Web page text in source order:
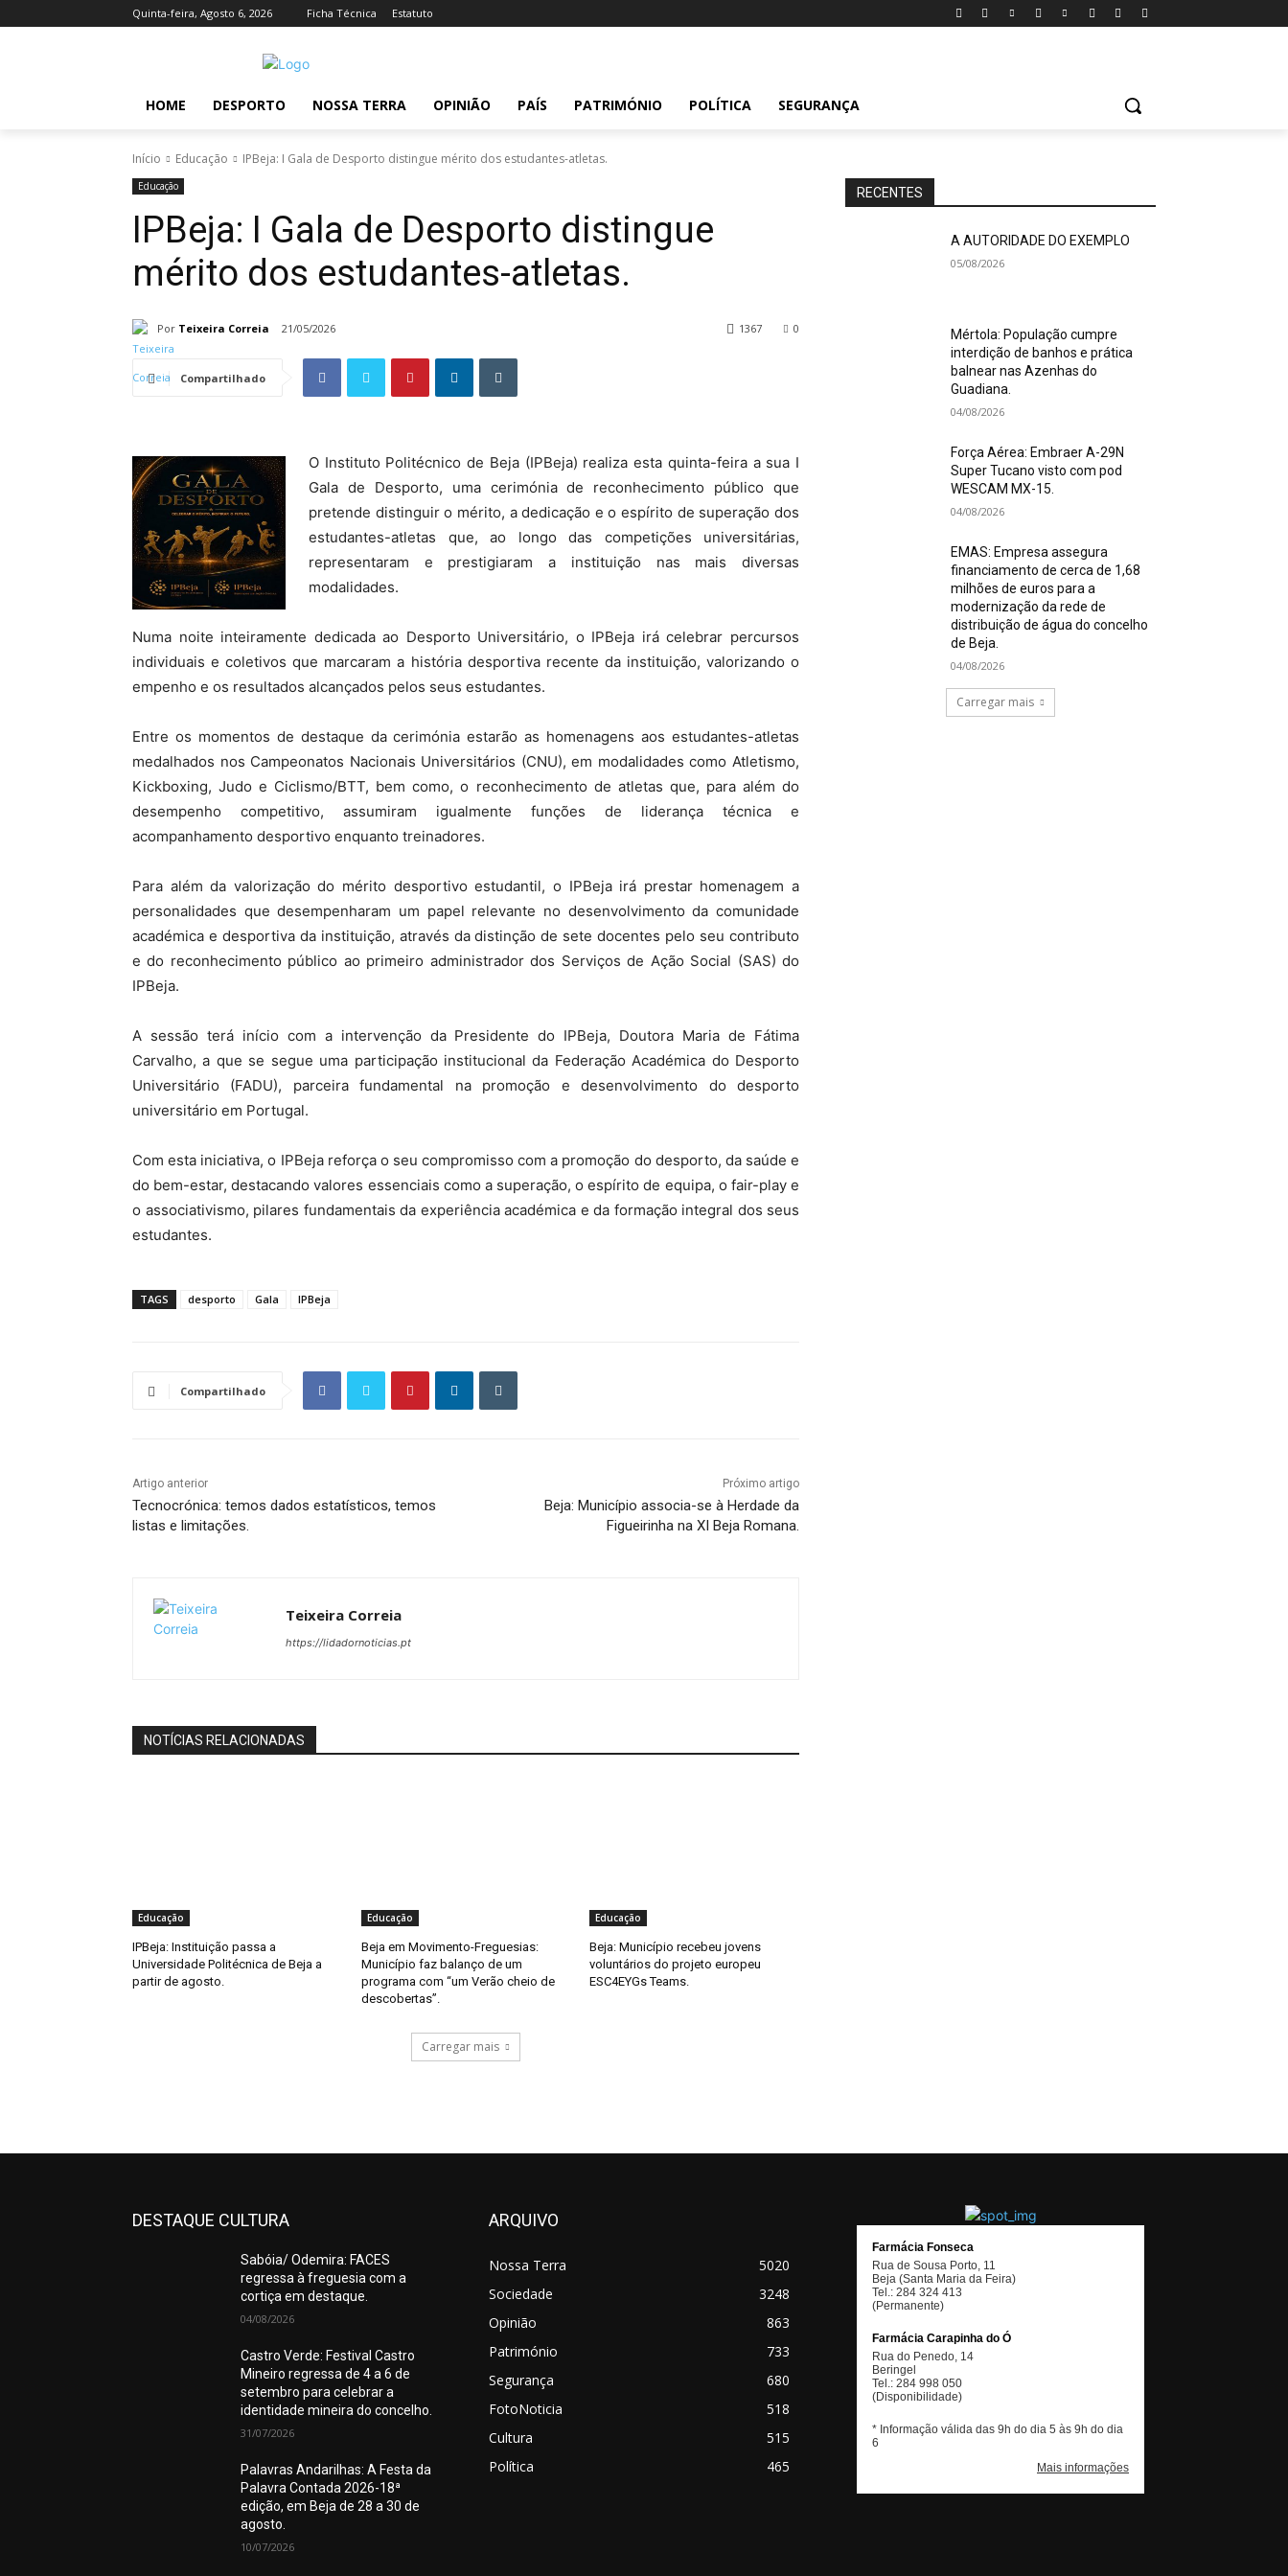
Quinta-feira, Agosto 6, 2026 Ficha Técnica Estatuto
HOME DESPORTO NOSSA TERRA OPINIÃO PAÍS PATRIMÓNIO POLÍTICA SEGURANÇA
Início Educação IPBeja: I Gala de Desporto distingue mérito dos estudantes-atletas.
Educação
IPBeja: I Gala de Desporto distingue
mérito dos estudantes-atletas.
Por Teixeira Correia 21/05/2026 0
1367
Compartilhado
O Instituto Politécnico de Beja (IPBeja) realiza esta quinta-feira a sua I
Gala de Desporto, uma cerimónia de reconhecimento público que
pretende distinguir o mérito, a dedicação e o espírito de superação dos
estudantes-atletas que, ao longo das competições universitárias,
representaram e prestigiaram a instituição nas mais diversas
modalidades.
Numa noite inteiramente dedicada ao Desporto Universitário, o IPBeja irá celebrar percursos
individuais e coletivos que marcaram a história desportiva recente da instituição, valorizando o
empenho e os resultados alcançados pelos seus estudantes.
Entre os momentos de destaque da cerimónia estarão as homenagens aos estudantes-atletas
medalhados nos Campeonatos Nacionais Universitários (CNU), em modalidades como Atletismo,
Kickboxing, Judo e Ciclismo/BTT, bem como, o reconhecimento de atletas que, para além do
desempenho competitivo, assumiram igualmente funções de liderança técnica e
acompanhamento desportivo enquanto treinadores.
Para além da valorização do mérito desportivo estudantil, o IPBeja irá prestar homenagem a
personalidades que desempenharam um papel relevante no desenvolvimento da comunidade
académica e desportiva da instituição, através da distinção de sete docentes pelo seu contributo
e do reconhecimento público ao primeiro administrador dos Serviços de Ação Social (SAS) do
IPBeja.
A sessão terá início com a intervenção da Presidente do IPBeja, Doutora Maria de Fátima
Carvalho, a que se segue uma participação institucional da Federação Académica do Desporto
Universitário (FADU), parceira fundamental na promoção e desenvolvimento do desporto
universitário em Portugal.
Com esta iniciativa, o IPBeja reforça o seu compromisso com a promoção do desporto, da saúde e
do bem-estar, destacando valores essenciais como a superação, o espírito de equipa, o fair-play e
o associativismo, pilares fundamentais da experiência académica e da formação integral dos seus
estudantes.
TAGS desporto Gala IPBeja
Compartilhado
Artigo anterior
Tecnocrónica: temos dados estatísticos, temos
listas e limitações.
Próximo artigo
Beja: Município associa-se à Herdade da
Figueirinha na XI Beja Romana.
Teixeira Correia
https://lidadornoticias.pt
NOTÍCIAS RELACIONADAS
Educação
IPBeja: Instituição passa a
Universidade Politécnica de Beja a
partir de agosto.
Educação
Beja em Movimento-Freguesias:
Município faz balanço de um
programa com “um Verão cheio de
descobertas”.
Educação
Beja: Município recebeu jovens
voluntários do projeto europeu
ESC4EYGs Teams.
Carregar mais
RECENTES
A AUTORIDADE DO EXEMPLO
05/08/2026
Mértola: População cumpre
interdição de banhos e prática
balnear nas Azenhas do
Guadiana.
04/08/2026
Força Aérea: Embraer A-29N
Super Tucano visto com pod
WESCAM MX-15.
04/08/2026
EMAS: Empresa assegura
financiamento de cerca de 1,68
milhões de euros para a
modernização da rede de
distribuição de água do concelho
de Beja.
04/08/2026
Carregar mais
DESTAQUE CULTURA
Sabóia/ Odemira: FACES
regressa à freguesia com a
cortiça em destaque.
04/08/2026
Castro Verde: Festival Castro
Mineiro regressa de 4 a 6 de
setembro para celebrar a
identidade mineira do concelho.
31/07/2026
Palavras Andarilhas: A Festa da
Palavra Contada 2026-18ª
edição, em Beja de 28 a 30 de
agosto.
10/07/2026
ARQUIVO
Nossa Terra
5020
Sociedade
3248
Opinião
863
Património
733
Segurança
680
FotoNoticia
518
Cultura
515
Política
465